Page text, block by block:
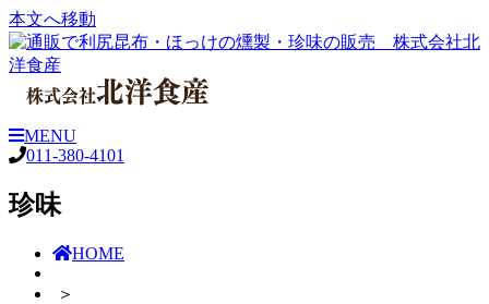
本文へ移動
株式会社北洋食産
MENU
011-380-4101
珍味
HOME
＞